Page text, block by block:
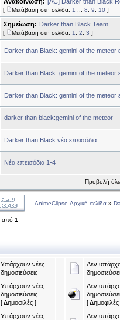
[ Μετάβαση στη σελίδα: 1 8 9 10 ]
Σημείωση: Darker than Black Team
[ Μετάβαση στη σελίδα: 1 2 3 ]
Darker than Black: gemini of the meteor
Darker than Black: gemini of the meteor
Darker than Black: gemini of the meteor
darker than black:gemini of the meteor
Darker than Black νέα επεισόδια
Νέα επεισόδια 1-4
Προβολή
AnimeClipse Αρχική σελίδα »
από 1
Υπάρχουν νέες
δημοσιεύσεις
Δεν
Υπάρχουν νέες
δημοσιεύσεις
[ Δημοφιλές ]
Δεν
[ Δημοφιλές
Υπάρχουν νέες
Δεν